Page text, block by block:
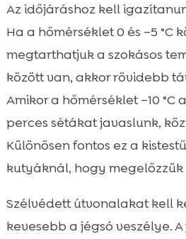
Az időjáráshoz kell
Ha a hőmérséklet 0 és –5 °C
megtarthatjuk a szokásos
között van, akkor rövidebb
Amikor a hőmérséklet –10 °C
perces sétákat javaslunk,
Különösen fontos ez a
kutyáknál, hogy
Szélvédett útvonalakat kell
kevesebb a jégsó veszélye.